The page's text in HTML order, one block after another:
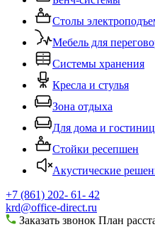
Столы
Мебель для
Системы хранения
Кресла и стулья
Зона отдыха
Для дома и гостиниц
Стойки ресепшен
Акустические
+7 (861) 202- 61- 42
krd@office-direct.ru
Заказать звонок План